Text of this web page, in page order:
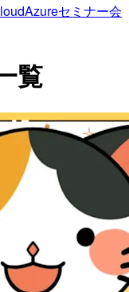
Azureセミナー会
覧